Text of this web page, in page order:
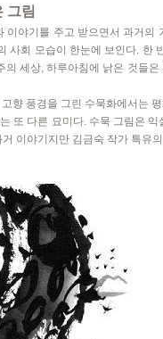
그림
야기를 주고 받으면서 과거
회 모습이 한눈에 보인다. 한
세상, 하루아침에 낡은 것들
향 풍경을 그린 수묵화에서는
또 다른 묘미다. 수묵 그림은
이야기지만 김금숙 작가 특유